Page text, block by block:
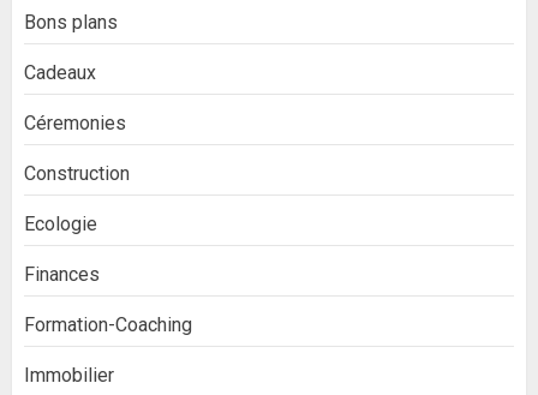
Bons plans
Cadeaux
Céremonies
Construction
Ecologie
Finances
Formation-Coaching
Immobilier